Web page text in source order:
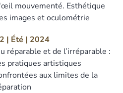
mouvementé. Esthétique
images et oculométrie
| Été | 2024
réparable et de l’irréparable :
pratiques artistiques
aux limites de la